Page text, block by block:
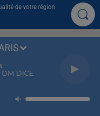
de votre région
DICE